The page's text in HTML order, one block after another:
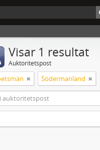
Visar 1 resultat
Auktoritetspost
Södermanland